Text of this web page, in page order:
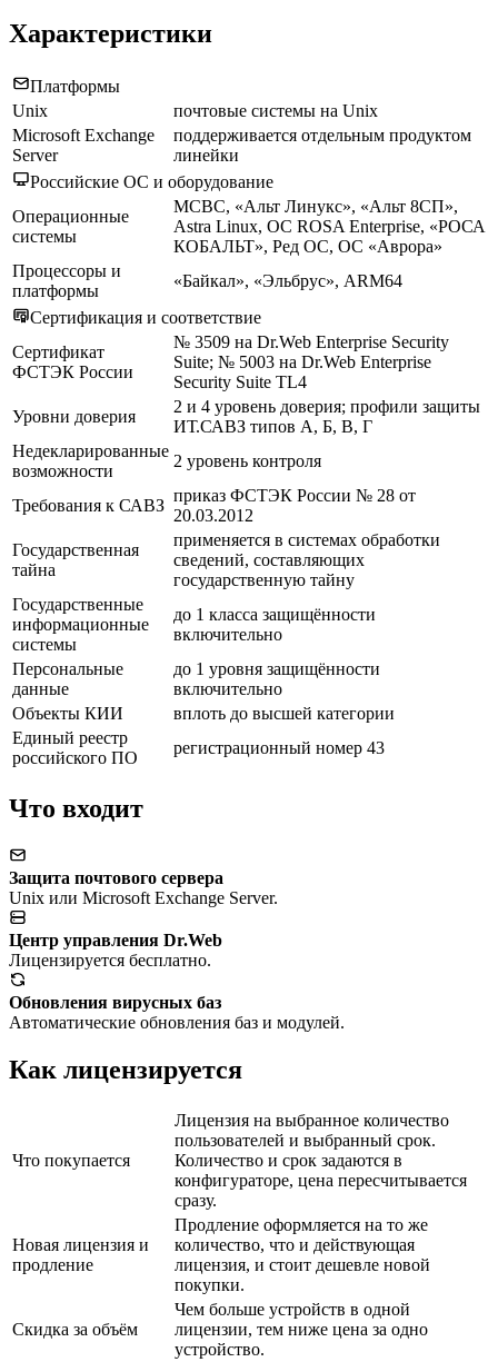
Характеристики
Платформы
Unix
почтовые системы на Unix
Microsoft Exchange
Server
поддерживается отдельным продуктом
линейки
Российские ОС и оборудование
Операционные
системы
МСВС, «Альт Линукс», «Альт 8СП»,
Astra Linux, ОС ROSA Enterprise, «РОСА
КОБАЛЬТ», Ред ОС, ОС «Аврора»
Процессоры и
платформы
«Байкал», «Эльбрус», ARM64
Сертификация и соответствие
Сертификат
ФСТЭК России
№ 3509 на Dr.Web Enterprise Security
Suite; № 5003 на Dr.Web Enterprise
Security Suite TL4
Уровни доверия
2 и 4 уровень доверия; профили защиты
ИТ.САВЗ типов А, Б, В, Г
Недекларированные
возможности
2 уровень контроля
Требования к САВЗ
приказ ФСТЭК России № 28 от
20.03.2012
Государственная
тайна
применяется в системах обработки
сведений, составляющих
государственную тайну
Государственные
информационные
системы
до 1 класса защищённости
включительно
Персональные
данные
до 1 уровня защищённости
включительно
Объекты КИИ
вплоть до высшей категории
Единый реестр
российского ПО
регистрационный номер 43
Что входит
Защита почтового сервера
Unix или Microsoft Exchange Server.
Центр управления Dr.Web
Лицензируется бесплатно.
Обновления вирусных баз
Автоматические обновления баз и модулей.
Как лицензируется
Что покупается
Лицензия на выбранное количество
пользователей и выбранный срок.
Количество и срок задаются в
конфигураторе, цена пересчитывается
сразу.
Новая лицензия и
продление
Продление оформляется на то же
количество, что и действующая
лицензия, и стоит дешевле новой
покупки.
Скидка за объём
Чем больше устройств в одной
лицензии, тем ниже цена за одно
устройство.